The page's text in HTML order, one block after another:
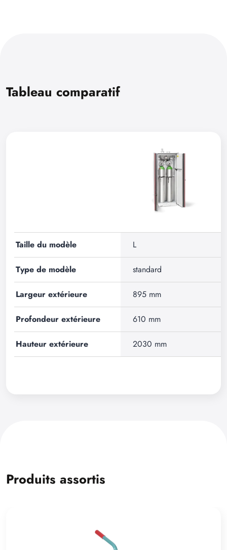
Tableau comparatif
Taille du modèle L
Type de modèle standard
Largeur extérieure 895 mm
Profondeur extérieure 610 mm
Hauteur extérieure 2030 mm
Produits assortis